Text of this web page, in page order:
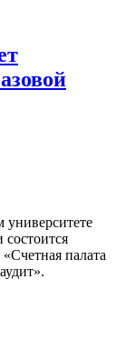
университете
палата